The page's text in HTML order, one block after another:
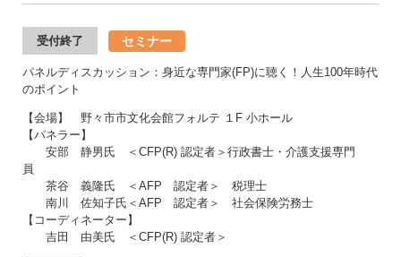
受付終了 セミナー
パネルディスカッション：身近な専門家(FP)に聴く！人生100年時代
のポイント
【会場】 野々市市文化会館フォルテ １F 小ホール
【パネラー】
安部 静男氏 ＜CFP(R) 認定者＞行政書士・介護支援専門
員
茶谷 義隆氏 ＜AFP 認定者＞ 税理士
南川 佐知子氏＜AFP 認定者＞ 社会保険労務士
【コーディネーター】
吉田 由美氏 ＜CFP(R) 認定者＞